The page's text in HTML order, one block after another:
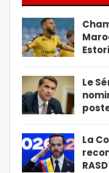
Le
La